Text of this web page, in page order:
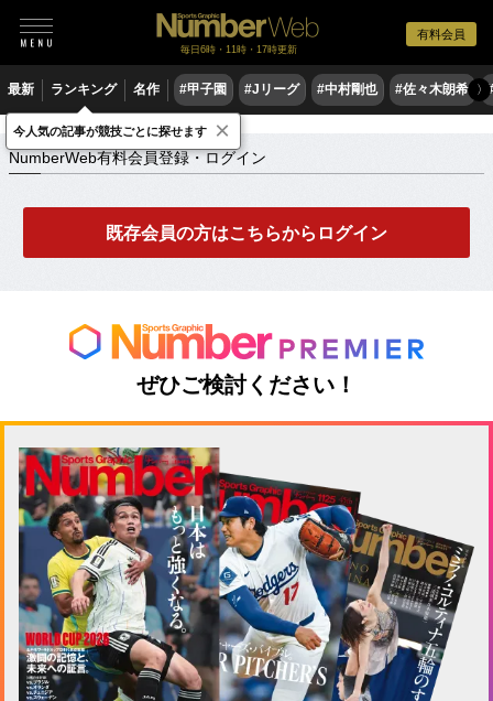
有料会員
毎日6時・11時・17時更新
最新 ランキング 名作 #甲子園 #Jリーグ #中村剛也 #佐々木朗希 〉
NumberWeb有料会員登録・ログイン
NumberWeb有料会員登録・ログイン
既存会員の方はこちらからログイン
ぜひご検討ください！
今人気の記事が競技ごとに探せます ×